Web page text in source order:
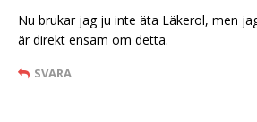
Nu brukar jag ju inte äta Läkerol, men
är direkt ensam om detta.
SVARA